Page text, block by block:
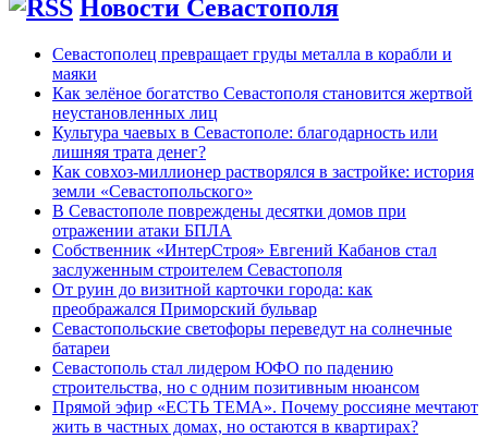
Новости Севастополя
Севастополец превращает груды металла в корабли и
маяки
Как зелёное богатство Севастополя становится жертвой
неустановленных лиц
Культура чаевых в Севастополе: благодарность или
лишняя трата денег?
Как совхоз-миллионер растворялся в застройке: история
земли «Севастопольского»
В Севастополе повреждены десятки домов при
отражении атаки БПЛА
Собственник «ИнтерСтроя» Евгений Кабанов стал
заслуженным строителем Севастополя
От руин до визитной карточки города: как
преображался Приморский бульвар
Севастопольские светофоры переведут на солнечные
батареи
Севастополь стал лидером ЮФО по падению
строительства, но с одним позитивным нюансом
Прямой эфир «ЕСТЬ ТЕМА». Почему россияне мечтают
жить в частных домах, но остаются в квартирах?